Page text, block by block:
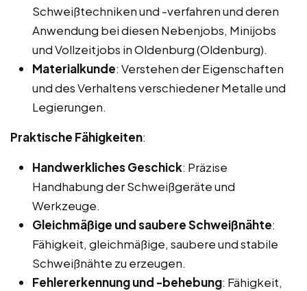
Schweißtechniken und -verfahren und deren
Anwendung bei diesen Nebenjobs, Minijobs
und Vollzeitjobs in Oldenburg (Oldenburg).
Materialkunde: Verstehen der Eigenschaften
und des Verhaltens verschiedener Metalle und
Legierungen.
Praktische Fähigkeiten:
Handwerkliches Geschick: Präzise
Handhabung der Schweißgeräte und
Werkzeuge.
Gleichmäßige und saubere Schweißnähte:
Fähigkeit, gleichmäßige, saubere und stabile
Schweißnähte zu erzeugen.
Fehlererkennung und -behebung: Fähigkeit,